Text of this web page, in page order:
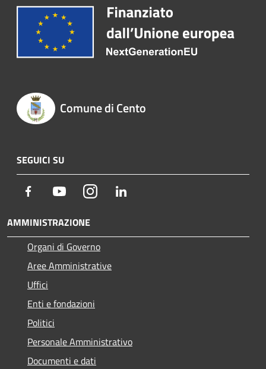
Comune di Cento
SEGUICI SU
Facebook YoutubeInstagram
AMMINISTRAZIONE
Organi di Governo
Aree Amministrative
Uffici
Enti e fondazioni
Politici
Personale Amministrativo
Documenti e dati